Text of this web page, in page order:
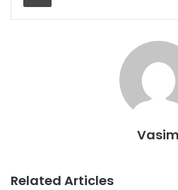
Vasim
Related Articles